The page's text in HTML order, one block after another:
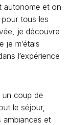
autonome et on
pour tous les
je découvre
je m’étais
l’expérience
un coup de
le séjour,
ambiances et